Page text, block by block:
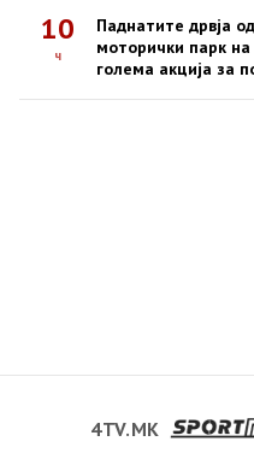
10
ч
Паднатите дрвја
моторички парк на
голема акција за
4TV.MK